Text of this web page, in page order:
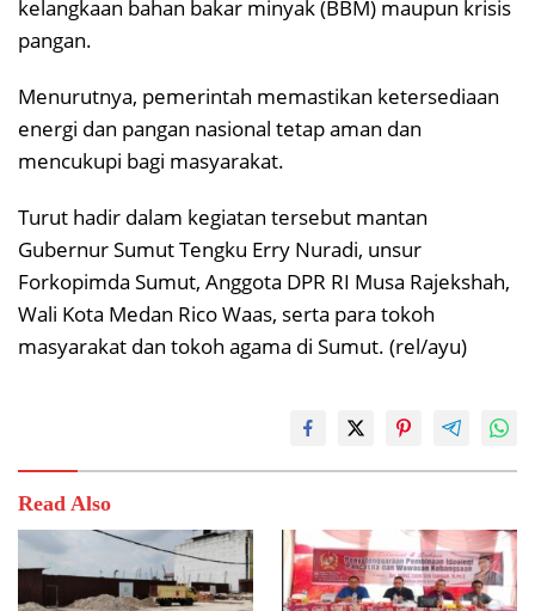
kelangkaan bahan bakar minyak (BBM) maupun krisis
pangan.
Menurutnya, pemerintah memastikan ketersediaan
energi dan pangan nasional tetap aman dan
mencukupi bagi masyarakat.
Turut hadir dalam kegiatan tersebut mantan
Gubernur Sumut Tengku Erry Nuradi, unsur
Forkopimda Sumut, Anggota DPR RI Musa Rajekshah,
Wali Kota Medan Rico Waas, serta para tokoh
masyarakat dan tokoh agama di Sumut. (rel/ayu)
Read Also